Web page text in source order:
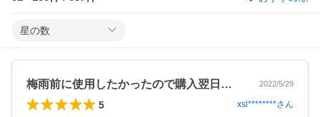
星の数
梅雨前に使用したかったので購入翌日には… 2022/5/29
5 xsl********さん